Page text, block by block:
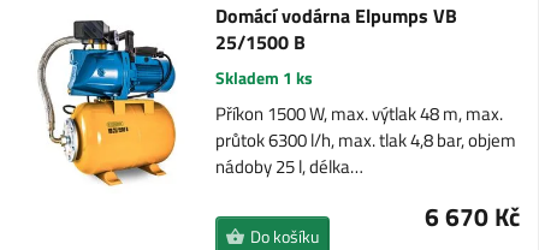
Domácí vodárna Elpumps VB
25/1500 B
Skladem 1 ks
Příkon 1500 W, max. výtlak 48 m, max.
průtok 6300 l/h, max. tlak 4,8 bar, objem
nádoby 25 l, délka…
6 670 Kč
Do košíku